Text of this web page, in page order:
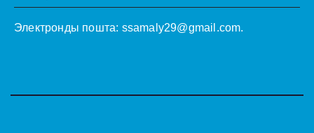
Электронды пошта: ssamaly29@gmail.com.